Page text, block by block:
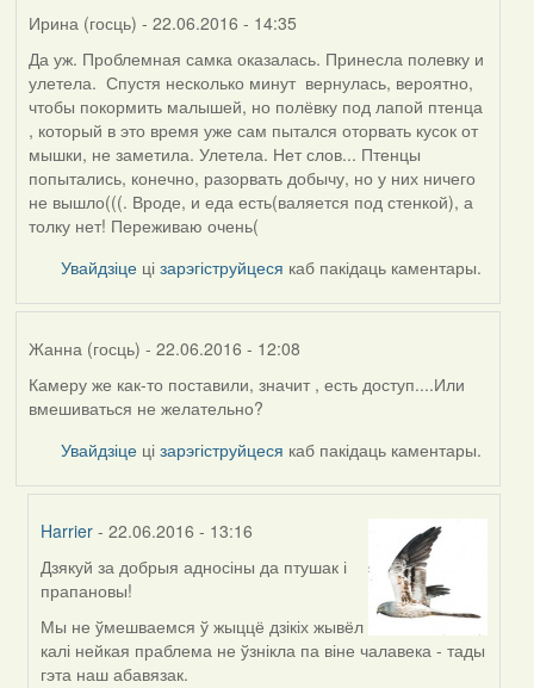
Ирина (госць) - 22.06.2016 - 14:35
Да уж. Проблемная самка оказалась. Принесла полевку и
улетела. Спустя несколько минут вернулась, вероятно,
чтобы покормить малышей, но полёвку под лапой птенца
, который в это время уже сам пытался оторвать кусок от
мышки, не заметила. Улетела. Нет слов... Птенцы
попытались, конечно, разорвать добычу, но у них ничего
не вышло(((. Вроде, и еда есть(валяется под стенкой), а
толку нет! Переживаю очень(
Увайдзіце цізарэгіструйцеся каб пакідаць каментары.
Жанна (госць) - 22.06.2016 - 12:08
Камеру же как-то поставили, значит , есть доступ....Или
вмешиваться не желательно?
Увайдзіце цізарэгіструйцеся каб пакідаць каментары.
Harrier - 22.06.2016 - 13:16
In
reply
to
by
Жанна
Дзякуй за добрыя адносіны да птушак і
прапановы!
Мы не ўмешваемся ў жыццё дзікіх жывёл
калі нейкая праблема не ўзнікла па віне чалавека - тады
гэта наш абавязак.